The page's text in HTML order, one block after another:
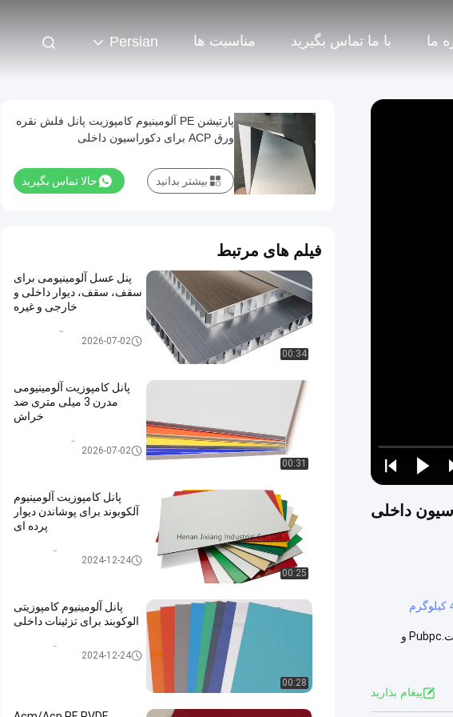
ما با ما تماس بگیرید مناسبت ها Persian
Play
Play
Loaded:
0%
پارتیشن و پنل Ceipng.کابینت آشپزخانه، کانتر، کمد و نیمکت.راه پله ها، آسانسورها و پانل های کیوسک.تابلوهای تبلیغاتی و تابلوهای علامت.Pubpc و
پيغام بذاريد
پارتیشن PE آلومینیوم کامپوزیت پانل فلش نقره
ورق ACP برای دکوراسیون داخلی
حالا تماس بگیرید بیشتر بدانید
فیلم های مرتبط
00:34
پنل عسل آلومینیومی برای
سقف، سقف، دیوار داخلی و
خارجی و غیره
پانل کامپوزیت آلومینیوم PE
2026-07-02
00:31
پانل کامپوزیت آلومینیومی
مدرن 3 میلی متری ضد
خراش
پنل کامپوزیت آلومینیوم PVDF
2026-07-02
00:25
پانل کامپوزیت آلومینیوم
آلکوبوند برای پوشاندن دیوار
پرده ای
پانل کامپوزیت آلومینیومی
2024-12-24
00:28
پانل آلومینیوم کامپوزیتی
الوکوبند برای تزئینات داخلی
پانل کامپوزیت آلومینیومی
2024-12-24